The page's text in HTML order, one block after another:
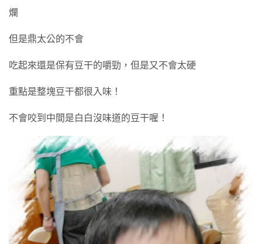
爛
但是鼎太公的不會
吃起來還是保有豆干的嚼勁，但是又不會太硬
重點是整塊豆干都很入味！
不會咬到中間是白白沒味道的豆干喔！